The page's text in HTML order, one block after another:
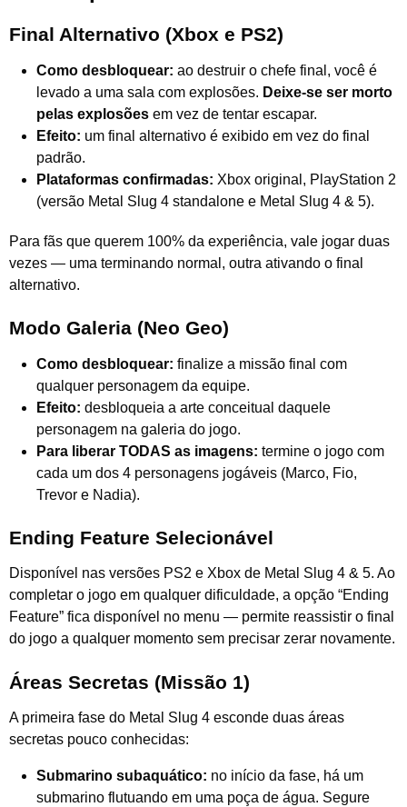
Final Alternativo (Xbox e PS2)
Como desbloquear: ao destruir o chefe final, você é
levado a uma sala com explosões. Deixe-se ser morto
pelas explosões em vez de tentar escapar.
Efeito: um final alternativo é exibido em vez do final
padrão.
Plataformas confirmadas: Xbox original, PlayStation 2
(versão Metal Slug 4 standalone e Metal Slug 4 & 5).
Para fãs que querem 100% da experiência, vale jogar duas
vezes — uma terminando normal, outra ativando o final
alternativo.
Modo Galeria (Neo Geo)
Como desbloquear: finalize a missão final com
qualquer personagem da equipe.
Efeito: desbloqueia a arte conceitual daquele
personagem na galeria do jogo.
Para liberar TODAS as imagens: termine o jogo com
cada um dos 4 personagens jogáveis (Marco, Fio,
Trevor e Nadia).
Ending Feature Selecionável
Disponível nas versões PS2 e Xbox de Metal Slug 4 & 5. Ao
completar o jogo em qualquer dificuldade, a opção “Ending
Feature” fica disponível no menu — permite reassistir o final
do jogo a qualquer momento sem precisar zerar novamente.
Áreas Secretas (Missão 1)
A primeira fase do Metal Slug 4 esconde duas áreas
secretas pouco conhecidas:
Submarino subaquático: no início da fase, há um
submarino flutuando em uma poça de água. Segure